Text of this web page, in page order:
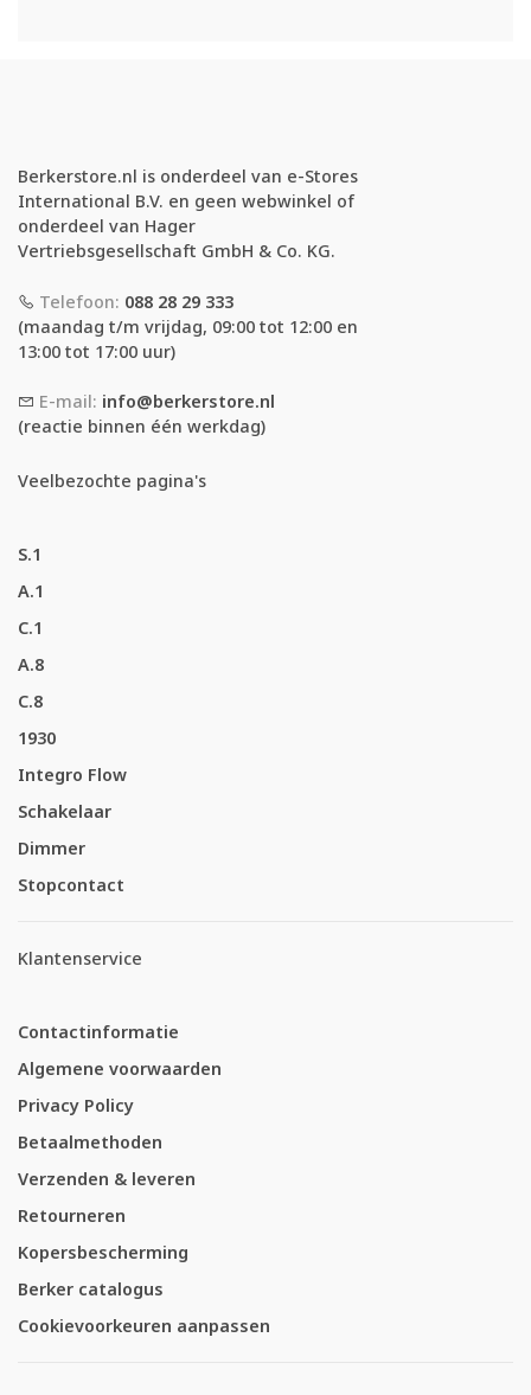
Berkerstore.nl is onderdeel van e-Stores
International B.V. en geen webwinkel of
onderdeel van Hager
Vertriebsgesellschaft GmbH & Co. KG.
Telefoon: 088 28 29 333
(maandag t/m vrijdag, 09:00 tot 12:00 en
13:00 tot 17:00 uur)
E-mail: info@berkerstore.nl
(reactie binnen één werkdag)
Veelbezochte pagina's
S.1
A.1
C.1
A.8
C.8
1930
Integro Flow
Schakelaar
Dimmer
Stopcontact
Klantenservice
Contactinformatie
Algemene voorwaarden
Privacy Policy
Betaalmethoden
Verzenden & leveren
Retourneren
Kopersbescherming
Berker catalogus
Cookievoorkeuren aanpassen